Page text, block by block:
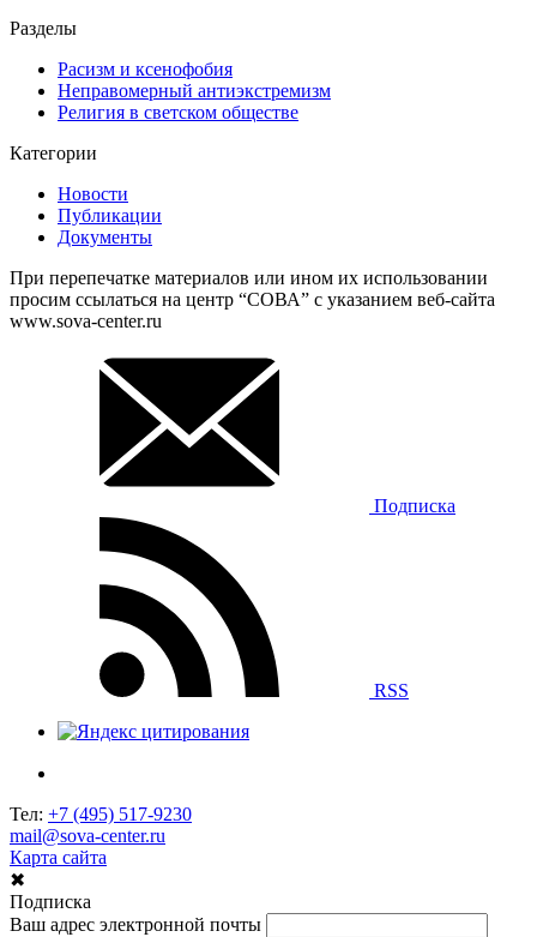
Разделы
Расизм и ксенофобия
Неправомерный антиэкстремизм
Религия в светском обществе
Категории
Новости
Публикации
Документы
При перепечатке материалов или ином их использовании
просим ссылаться на центр “СОВА” с указанием веб-сайта
www.sova-center.ru
Подписка
RSS
Тел: +7 (495) 517-9230
mail@sova-center.ru
Карта сайта
✖
Подписка
Ваш адрес электронной почты